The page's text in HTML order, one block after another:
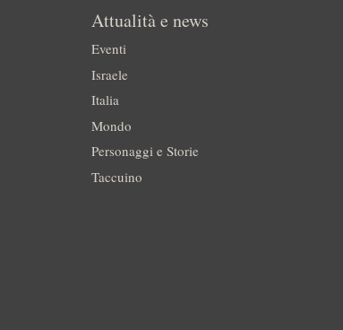
Attualità e news
Eventi
Israele
Italia
Mondo
Personaggi e Storie
Taccuino